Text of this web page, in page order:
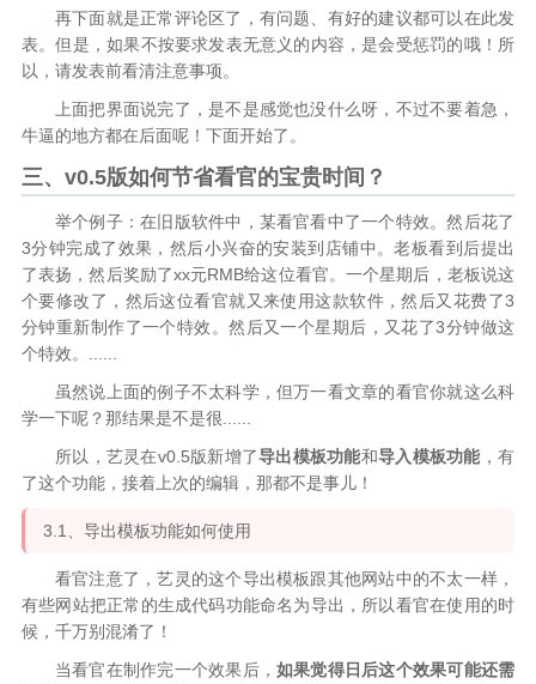
再下面就是正常评论区了，有问题、有好的建议都可以在此发
表。但是，如果不按要求发表无意义的内容，是会受惩罚的哦！所
以，请发表前看清注意事项。
上面把界面说完了，是不是感觉也没什么呀，不过不要着急，
牛逼的地方都在后面呢！下面开始了。
三、v0.5版如何节省看官的宝贵时间？
举个例子：在旧版软件中，某看官看中了一个特效。然后花了
3分钟完成了效果，然后小兴奋的安装到店铺中。老板看到后提出
了表扬，然后奖励了xx元RMB给这位看官。一个星期后，老板说这
个要修改了，然后这位看官就又来使用这款软件，然后又花费了3
分钟重新制作了一个特效。然后又一个星期后，又花了3分钟做这
个特效。......
虽然说上面的例子不太科学，但万一看文章的看官你就这么科
学一下呢？那结果是不是很......
所以，艺灵在v0.5版新增了导出模板功能和导入模板功能，有
了这个功能，接着上次的编辑，那都不是事儿！
3.1、导出模板功能如何使用
看官注意了，艺灵的这个导出模板跟其他网站中的不太一样，
有些网站把正常的生成代码功能命名为导出，所以看官在使用的时
候，千万别混淆了！
当看官在制作完一个效果后， 如果觉得日后这个效果可能还需